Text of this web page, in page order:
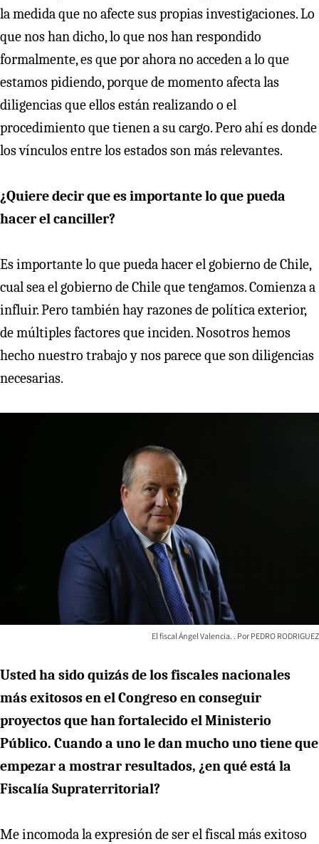
la medida que no afecte sus propias investigaciones. Lo
que nos han dicho, lo que nos han respondido
formalmente, es que por ahora no acceden a lo que
estamos pidiendo, porque de momento afecta las
diligencias que ellos están realizando o el
procedimiento que tienen a su cargo. Pero ahí es donde
los vínculos entre los estados son más relevantes.
¿Quiere decir que es importante lo que pueda
hacer el canciller?
Es importante lo que pueda hacer el gobierno de Chile,
cual sea el gobierno de Chile que tengamos. Comienza a
influir. Pero también hay razones de política exterior,
de múltiples factores que inciden. Nosotros hemos
hecho nuestro trabajo y nos parece que son diligencias
necesarias.
El fiscal Ángel Valencia. PEDRO RODRIGUEZ
Usted ha sido quizás de los fiscales nacionales
más exitosos en el Congreso en conseguir
proyectos que han fortalecido el Ministerio
Público. Cuando a uno le dan mucho uno tiene que
empezar a mostrar resultados, ¿en qué está la
Fiscalía Supraterritorial?
Me incomoda la expresión de ser el fiscal más exitoso